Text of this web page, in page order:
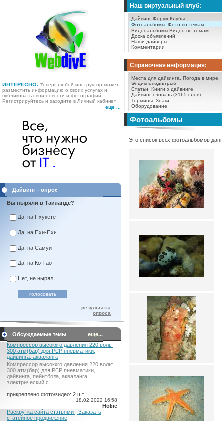
ИНТЕРЕСНО: Теперь любой инструктор может
разместить информацию о своих услугах и
публиковать свои новости и фотографий.
Регистрируйтесь и заходите в Личный кабинет
еще ...
Наш виртуальный клуб:
Дайвинг Форум Клубы
Фотоальбомы. Фото по темам.
Видеоальбомы Видео по темам.
Доска объявлений
Наши дайверы
Комментарии
Справочная информация:
Места для дайвинга.
Погода в мире.
Энциклопедия рыб
Статьи.
Книги о дайвинге.
Дайвинг словарь (3165 слов)
Термины. Знаки.
Оборудование
Дайвинг - опрос
Вы ныряли в Таиланде?
Да, на Пхукете
Да, на Пхи-Пхи
Да, на Самуи
Да, на Ко Тао
Нет, не нырял
результаты
опроса
Обсуждаемые темы
еще...
Компрессор высокого давления 220 вольт
300 атм(бар) для PCP пневматики,
дайвинга, акваланга
Компрессор высокого давления 220 вольт
300 атм(бар) для PCP пневматики,
дайвинга, пейнтбола, акваланга
электрический c...
прикреплено фото/видео: 2 шт.
18.02.2022 16:58
Hobie
Раскрутка сайта статьями | Заказать
статейное продвижение
Фотоальбомы
Это список всех фотоальбомов